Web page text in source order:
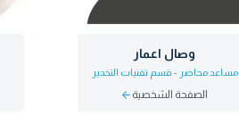
وصال اعمار
مساعد محاضر - قسم تقنيات التخدير
الصفحة الشخصية